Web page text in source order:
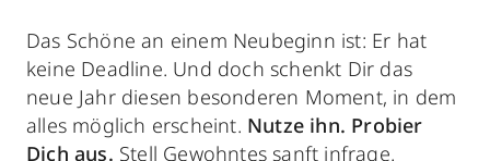
Das Schöne an einem Neubeginn ist: Er hat
keine Deadline. Und doch schenkt Dir das
neue Jahr diesen besonderen Moment, in dem
alles möglich erscheint. Nutze ihn. Probier
Dich aus. Stell Gewohntes sanft infrage.